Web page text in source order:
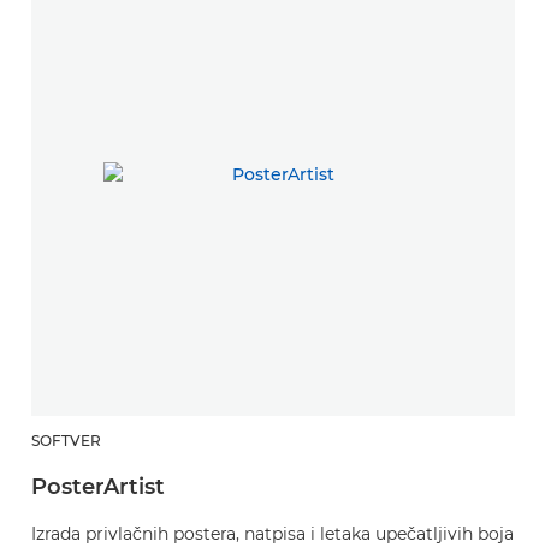
SOFTVER
PosterArtist
Izrada privlačnih postera, natpisa i letaka upečatljivih boja